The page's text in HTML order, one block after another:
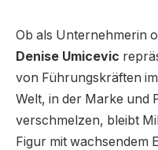
Ob als Unternehmerin
Denise Umicevic
von Führungskräften
Welt, in der Marke und
verschmelzen, bleibt
Figur mit wachsendem